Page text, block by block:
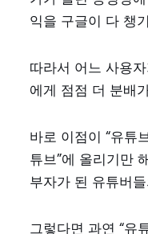
익을 구글이 다 챙
따라서 어느 사용
에게 점점 더 분배
바로 이점이 “유튜
튜브”에 올리기만
부자가 된 유튜버
그렇다면 과연 “유